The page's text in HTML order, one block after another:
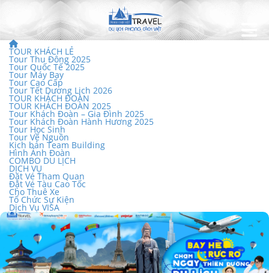
TOUR KHÁCH LẺ
Tour Thu Đông 2025
Tour Quốc Tế 2025
Tour Máy Bay
Tour Cao Cấp
Tour Tết Dương Lịch 2026
TOUR KHÁCH ĐOÀN
TOUR KHÁCH ĐOÀN 2025
Tour Khách Đoàn – Gia Đình 2025
Tour Khách Đoàn Hành Hương 2025
Tour Học Sinh
Tour Về Nguồn
Kịch bản Team Building
Hình Ảnh Đoàn
COMBO DU LỊCH
DỊCH VỤ
Đặt Vé Tham Quan
Đặt Vé Tàu Cao Tốc
Cho Thuê Xe
Tổ Chức Sự Kiện
Dịch Vụ VISA